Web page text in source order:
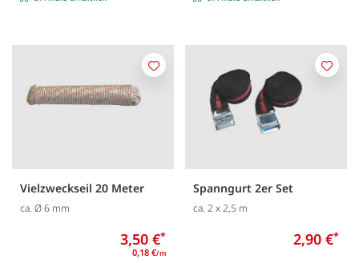
Vielzweckseil 20 Meter
ca. Ø 6 mm
3,50 €*
0,18 €/m
Merken
Spanngurt 2er Set
ca. 2 x 2,5 m
2,90 €*